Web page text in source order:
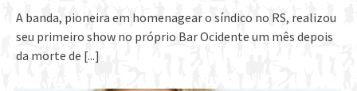
A banda, pioneira em homenagear o síndico no RS, realizou
seu primeiro show no próprio Bar Ocidente um mês depois
da morte de [...]